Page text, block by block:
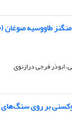
طاووسیه صوغان
ابوذر فرجی درازنوی
بر روی سنگ‌های